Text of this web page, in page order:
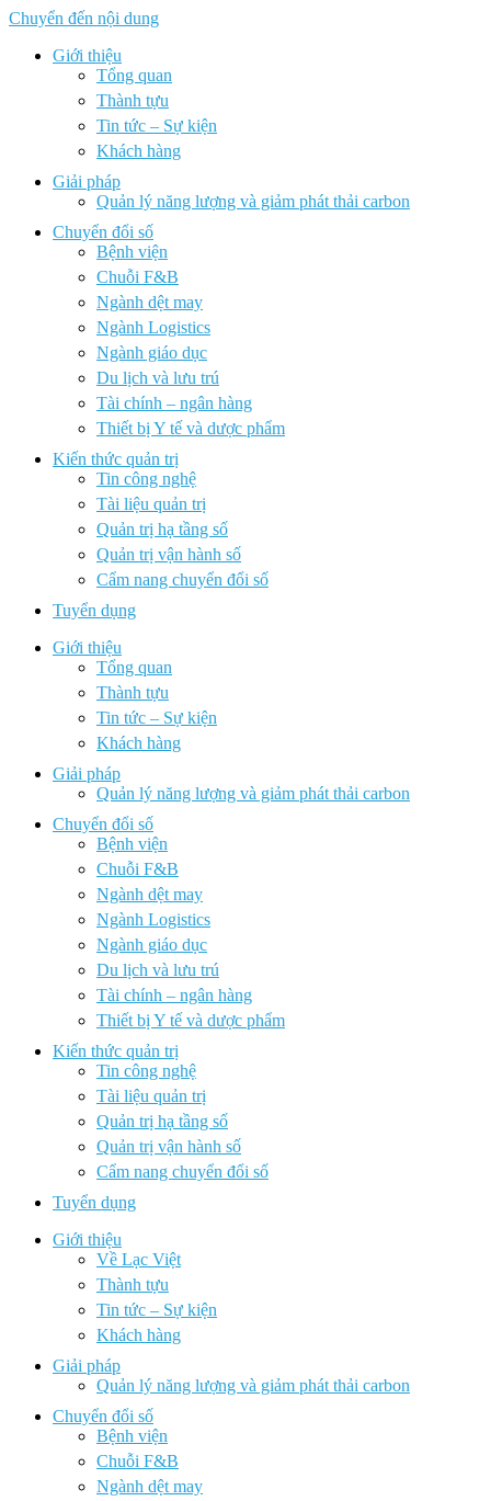
Chuyển đến nội dung
Giới thiệu
Tổng quan
Thành tựu
Tin tức – Sự kiện
Khách hàng
Giải pháp
Quản lý năng lượng và giảm phát thải carbon
Chuyển đổi số
Bệnh viện
Chuỗi F&B
Ngành dệt may
Ngành Logistics
Ngành giáo dục
Du lịch và lưu trú
Tài chính – ngân hàng
Thiết bị Y tế và dược phẩm
Kiến thức quản trị
Tin công nghệ
Tài liệu quản trị
Quản trị hạ tầng số
Quản trị vận hành số
Cẩm nang chuyển đổi số
Tuyển dụng
Giới thiệu
Tổng quan
Thành tựu
Tin tức – Sự kiện
Khách hàng
Giải pháp
Quản lý năng lượng và giảm phát thải carbon
Chuyển đổi số
Bệnh viện
Chuỗi F&B
Ngành dệt may
Ngành Logistics
Ngành giáo dục
Du lịch và lưu trú
Tài chính – ngân hàng
Thiết bị Y tế và dược phẩm
Kiến thức quản trị
Tin công nghệ
Tài liệu quản trị
Quản trị hạ tầng số
Quản trị vận hành số
Cẩm nang chuyển đổi số
Tuyển dụng
Giới thiệu
Về Lạc Việt
Thành tựu
Tin tức – Sự kiện
Khách hàng
Giải pháp
Quản lý năng lượng và giảm phát thải carbon
Chuyển đổi số
Bệnh viện
Chuỗi F&B
Ngành dệt may